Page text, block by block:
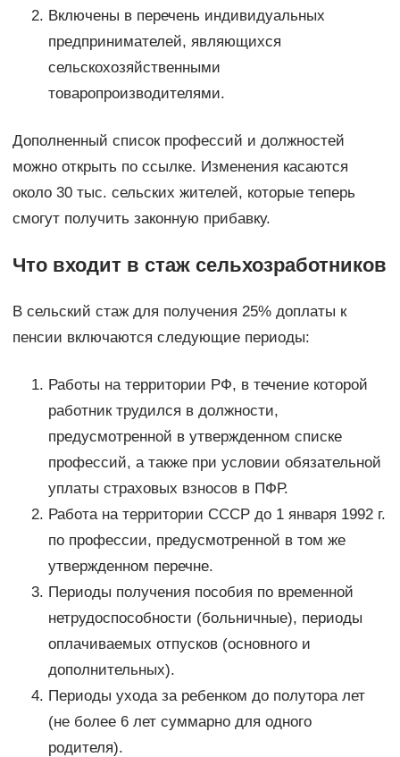
Включены в перечень индивидуальных
предпринимателей, являющихся
сельскохозяйственными
товаропроизводителями.
Дополненный список профессий и должностей
можно открыть по ссылке. Изменения касаются
около 30 тыс. сельских жителей, которые теперь
смогут получить законную прибавку.
Что входит в стаж сельхозработников
В сельский стаж для получения 25% доплаты к
пенсии включаются следующие периоды:
Работы на территории РФ, в течение которой
работник трудился в должности,
предусмотренной в утвержденном списке
профессий, а также при условии обязательной
уплаты страховых взносов в ПФР.
Работа на территории СССР до 1 января 1992 г.
по профессии, предусмотренной в том же
утвержденном перечне.
Периоды получения пособия по временной
нетрудоспособности (больничные), периоды
оплачиваемых отпусков (основного и
дополнительных).
Периоды ухода за ребенком до полутора лет
(не более 6 лет суммарно для одного
родителя).